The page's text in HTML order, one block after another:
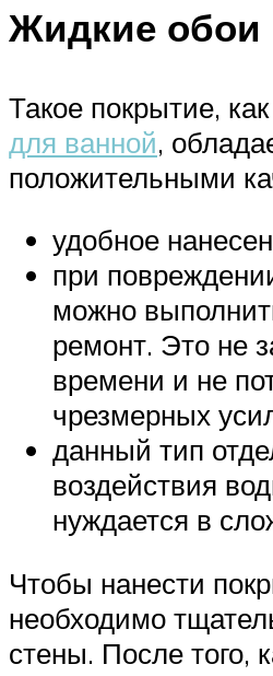
Жидкие обои
Такое покрытие, как
для ванной,
положительными
удобное
при
можно
ремонт. Это не
времени и не
чрезмерных
данный тип
воздействия
нуждается в
Чтобы нанести
необходимо
стены. После того,